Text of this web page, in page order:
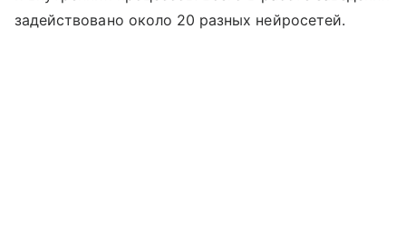
задействовано около 20 разных нейросетей.